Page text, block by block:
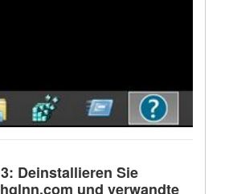
Deinstallieren Sie
und verwandte